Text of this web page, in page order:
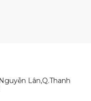
Lân,Q.Thanh